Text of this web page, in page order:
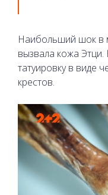
Наибольший шок в
вызвала кожа Этци.
татуировку в виде
крестов.